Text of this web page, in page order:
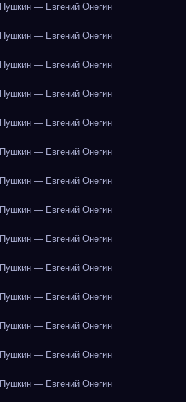
— Евгений Онегин
— Евгений Онегин
— Евгений Онегин
— Евгений Онегин
— Евгений Онегин
— Евгений Онегин
— Евгений Онегин
— Евгений Онегин
— Евгений Онегин
— Евгений Онегин
— Евгений Онегин
— Евгений Онегин
— Евгений Онегин
— Евгений Онегин